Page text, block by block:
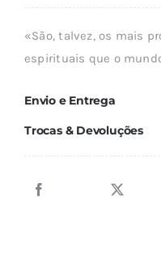
BUDA
PARALELOS
«São, talvez, os mais
espirituais que o
Envio e Entrega
Trocas & Devoluções